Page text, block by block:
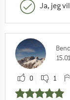
Ja, jeg
0 1